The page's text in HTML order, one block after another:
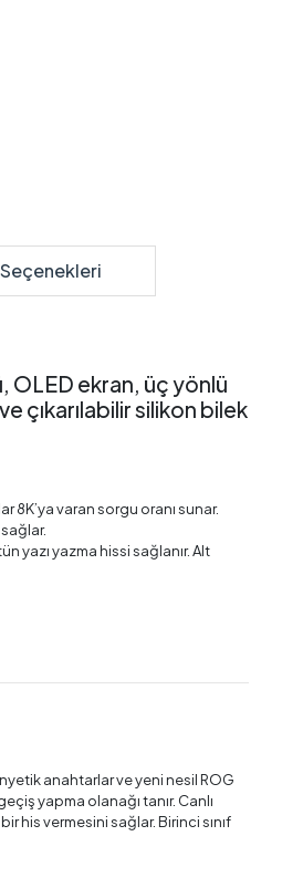
OLED ekran, üç yönlü
çıkarılabilir silikon bilek
varan sorgu oranı sunar.
yazı yazma hissi sağlanır. Alt
anahtarlar ve yeni nesil ROG
yapma olanağı tanır. Canlı
his vermesini sağlar. Birinci sınıf